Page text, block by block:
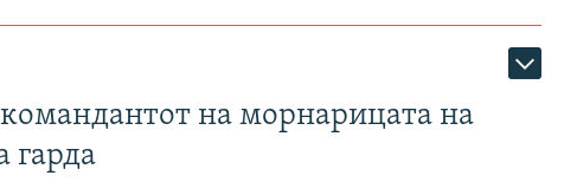
на морнарицата на
гарда